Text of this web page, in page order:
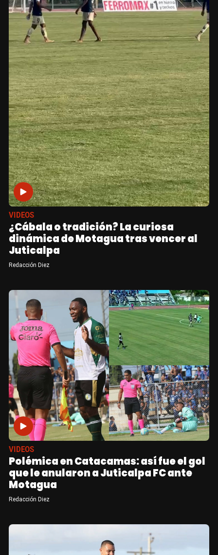
VIDEOS
¿Cábala o tradición? La curiosa
dinámica de Motagua tras vencer al
Juticalpa
Redacción Diez
VIDEOS
Polémica en Catacamas: así fue el gol
que le anularon a Juticalpa FC ante
Motagua
Redacción Diez